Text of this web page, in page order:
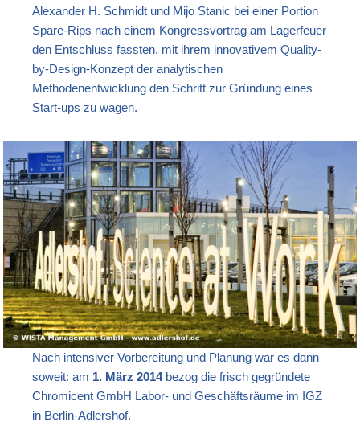
Alexander H. Schmidt und Mijo Stanic bei einer Portion
Spare-Rips nach einem Kongressvortrag am Lagerfeuer
den Entschluss fassten, mit ihrem innovativem Quality-
by-Design-Konzept der analytischen
Methodenentwicklung den Schritt zur Gründung eines
Start-ups zu wagen.
Nach intensiver Vorbereitung und Planung war es dann
soweit: am 1. März 2014bezog die frisch gegründete
Chromicent GmbH Labor- und Geschäftsräume im IGZ
in Berlin-Adlershof.